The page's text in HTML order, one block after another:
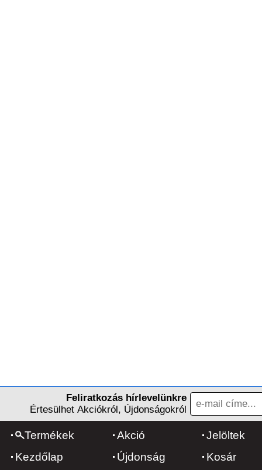
Feliratkozás hírlevelünkre
Értesülhet Akciókról, Újdonságokról
Termékek
Kezdőlap
Akció
Újdonság
Jelöltek
Kosár